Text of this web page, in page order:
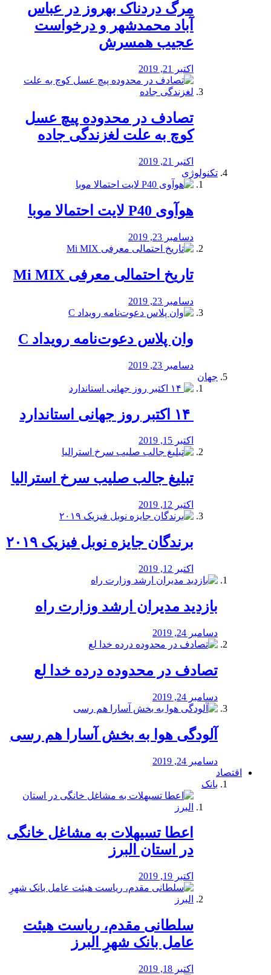
مرگ دردناک بهروز در عباس
آباد محمدشهر و درخواست
عجیب همسرش
اکتبر 21, 2019
تصادف در محدوده پیچ عسل
کوچ به علت لغزندگی جاده
اکتبر 21, 2019
تکنولوژی
هوآوی P40 لایت احتمالا موبا
دسامبر 23, 2019
تاریخ احتمالی معرفی Mi MIX
دسامبر 23, 2019
وان پلاس دعوت‌نامه رویداد C
دسامبر 23, 2019
جهان
اکتبر 15, 2019
تبلیغ جالب صلیب سرخ استرالیا
اکتبر 12, 2019
برندگان جایزه نوبل فیزیک ۲۰۱۹
اکتبر 12, 2019
بازدید مدیران ارشد وزارت راه
دسامبر 24, 2019
تصادف در محدوده درده خدا لع
دسامبر 24, 2019
آلودگی هوا به بخش آسارا هم رسی
دسامبر 24, 2019
اقتصاد
بانک
️اعطا تسیهلات به مشاغل خانگی
در استان البرز
اکتبر 19, 2019
سلطانی مقدم، ریاست هیئت
عامل بانک شهرِ البرز
اکتبر 18, 2019